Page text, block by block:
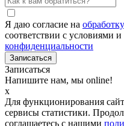
Я даю согласие на
соответствии с условиями
конфиденциальности
Записаться
Напишите нам, мы online!
x
Для функционирования
сервисы статистики.
соглашаетесь с нашими